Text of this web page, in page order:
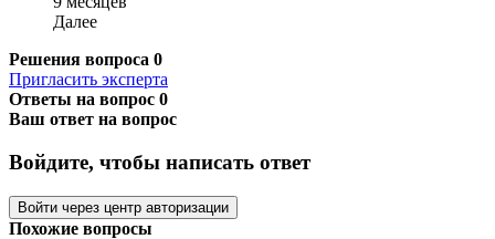
Далее
Решения вопроса 0
Пригласить эксперта
Ответы на вопрос 0
Ваш ответ на вопрос
Войдите, чтобы написать ответ
Войти через центр авторизации
Похожие вопросы